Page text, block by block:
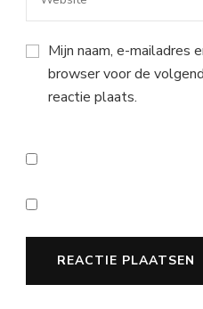
Mijn naam, e-mailadres
browser voor de
reactie plaats.